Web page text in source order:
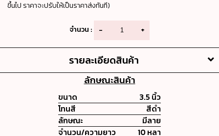
ขึ้นไป ราคาจะปรับให้เป็นราคาส่งทันที)
จำนวน : - +
รายละเอียดสินค้า
ลักษณะสินค้า
ขนาด
3.5 นิ้ว
โทนสี
สีดำ
ลักษณะ
มีลาย
จำนวน/ความยาว
10 หลา